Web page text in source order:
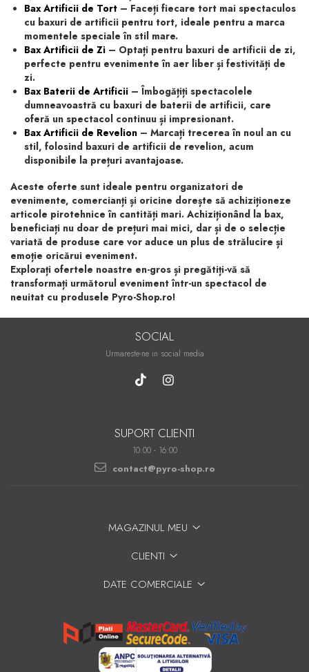
Bax Artificii de Tort – Faceți fiecare tort mai spectaculos
cu baxuri de artificii pentru tort, ideale pentru a marca
momentele speciale în stil mare.
Bax Artificii de Zi – Optați pentru baxuri de artificii de zi,
perfecte pentru evenimente în aer liber și festivități de
zi.
Bax Baterii de Artificii – Îmbogățiți spectacolele
dumneavoastră cu baxuri de baterii de artificii, care
oferă un spectacol continuu și impresionant.
Bax Artificii de Revelion – Marcați trecerea în noul an cu
stil, folosind baxuri de artificii de revelion, acum
disponibile la prețuri avantajoase.
Aceste oferte sunt ideale pentru organizatori de
evenimente, comercianți și oricine dorește să achiziționeze
articole pirotehnice în cantități mari. Achiziționând la bax,
beneficiați nu doar de prețuri mai mici, dar și de o selecție
variată de produse care vor aduce un plus de strălucire și
emoție oricărui eveniment.
Explorați ofertele noastre en-gros și pregătiți-vă să
transformați următorul eveniment într-un spectacol de
neuitat cu produsele Pyro-Shop.ro!
SOCIAL
Urmareste-ne in social media
SUPORT CLIENTI
10:00 - 16:00
contact@pyro-shop.ro
MAGAZINUL MEU
CLIENTI
DATE COMERCIALE